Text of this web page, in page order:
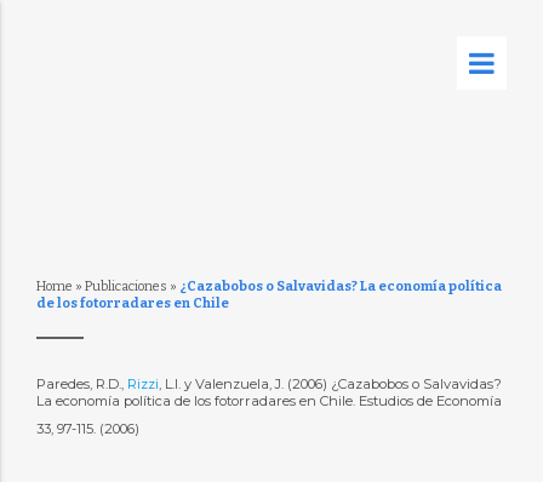
Home » Publicaciones » ¿Cazabobos o Salvavidas? La economía política
de los fotorradares en Chile
Paredes, R.D., Rizzi, L.I. y Valenzuela, J. (2006) ¿Cazabobos o Salvavidas?
La economía política de los fotorradares en Chile. Estudios de Economía
33, 97-115. (2006)